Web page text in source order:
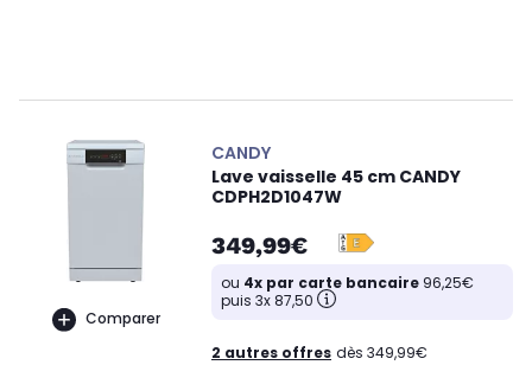
Comparer
CANDY
Lave vaisselle 45 cm CANDY
CDPH2D1047W
349,99€
ou 4x par carte bancaire 96,25€
puis 3x 87,50
2 autres offres dès 349,99€